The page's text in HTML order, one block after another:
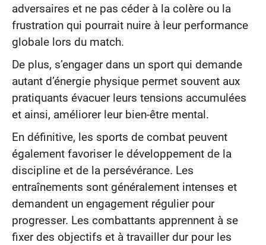
adversaires et ne pas céder à la colère ou la
frustration qui pourrait nuire à leur performance
globale lors du match.
De plus, s’engager dans un sport qui demande
autant d’énergie physique permet souvent aux
pratiquants évacuer leurs tensions accumulées
et ainsi, améliorer leur bien-être mental.
En définitive, les sports de combat peuvent
également favoriser le développement de la
discipline et de la persévérance. Les
entraînements sont généralement intenses et
demandent un engagement régulier pour
progresser. Les combattants apprennent à se
fixer des objectifs et à travailler dur pour les